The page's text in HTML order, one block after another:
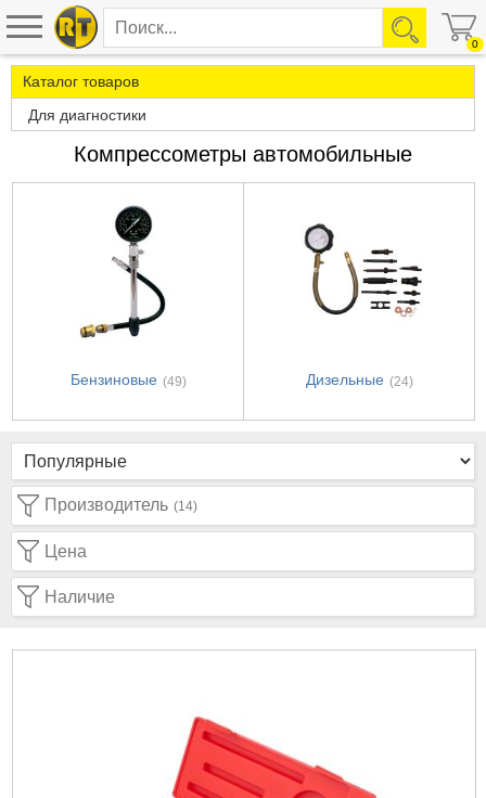
0
Каталог товаров
Для диагностики
Компрессометры автомобильные
Бензиновые (49) Дизельные (24)
Производитель (14)
Цена
Наличие